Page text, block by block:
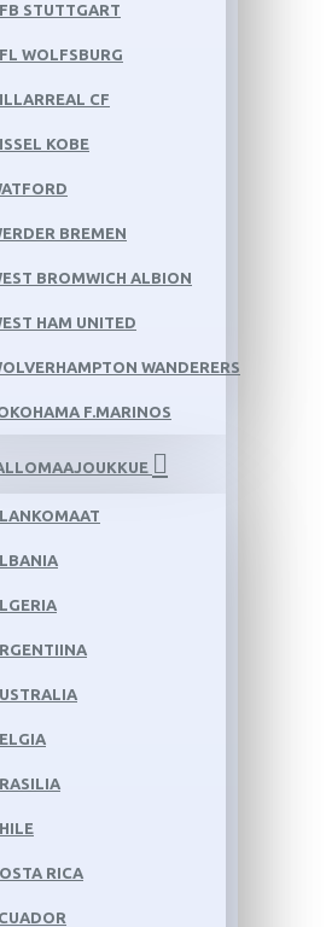
STUTTGART
WOLFSBURG
CF
KOBE
BREMEN
BROMWICH ALBION
HAM UNITED
WANDERERS
F.MARINOS
RICA